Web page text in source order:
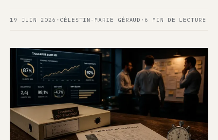
19 JUIN 2026 · CÉLESTIN-MARIE GÉRAUD · 6 MIN DE LECTURE